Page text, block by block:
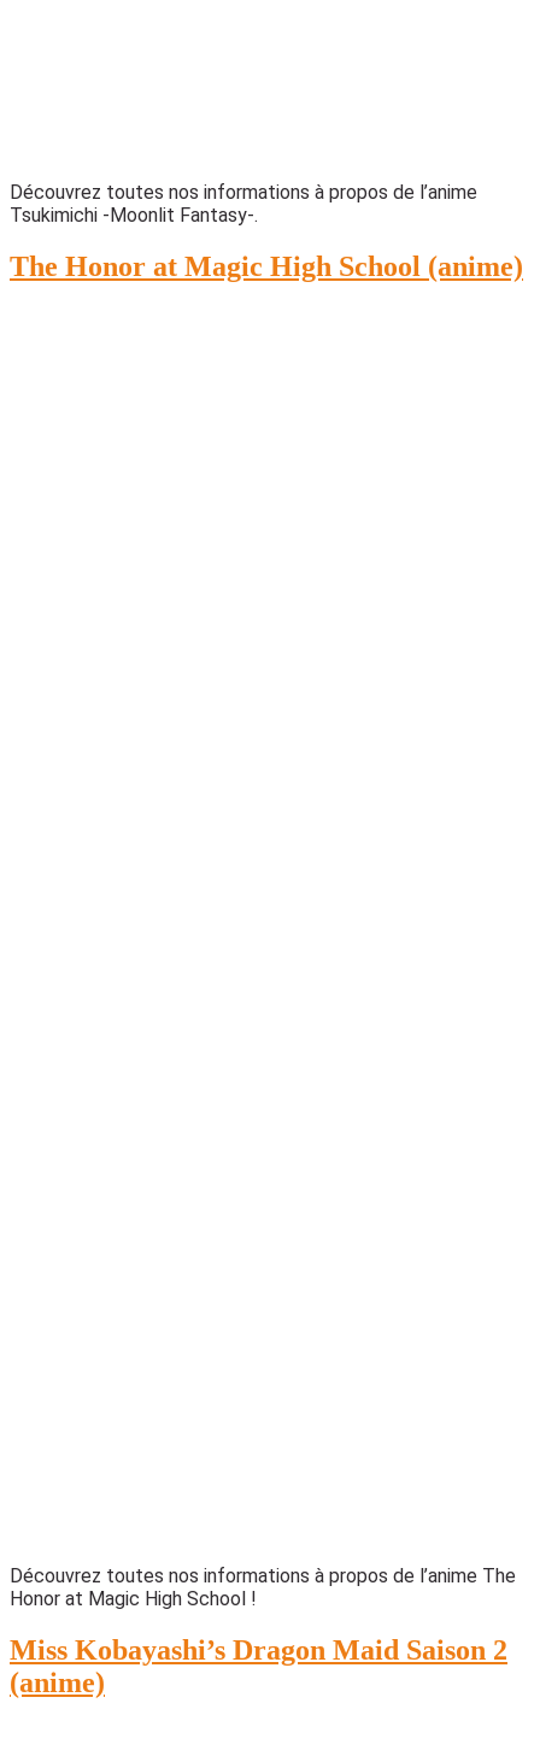
Découvrez toutes nos informations à propos de l’anime
Tsukimichi -Moonlit Fantasy-.
The Honor at Magic High School (anime)
Découvrez toutes nos informations à propos de l’anime The
Honor at Magic High School !
Miss Kobayashi’s Dragon Maid Saison 2
(anime)